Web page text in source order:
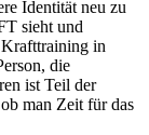
Identität neu zu
sieht und
in
die
ist Teil der
man Zeit für das